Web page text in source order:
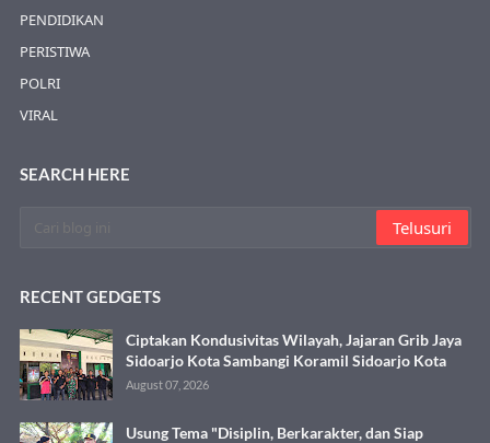
PENDIDIKAN
PERISTIWA
POLRI
VIRAL
SEARCH HERE
RECENT GEDGETS
Ciptakan Kondusivitas Wilayah, Jajaran Grib Jaya
Sidoarjo Kota Sambangi Koramil Sidoarjo Kota
August 07, 2026
Usung Tema "Disiplin, Berkarakter, dan Siap